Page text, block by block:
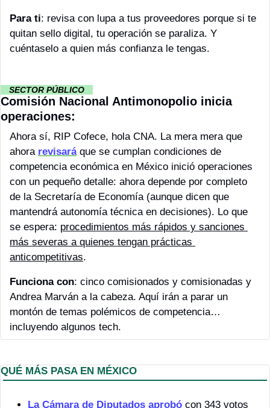
Para ti: revisa con lupa a tus proveedores porque si te
quitan sello digital, tu operación se paraliza. Y
cuéntaselo a quien más confianza le tengas.
SECTOR PÚBLICO
Comisión Nacional Antimonopolio inicia
operaciones:
Ahora sí, RIP Cofece, hola CNA. La mera mera que
ahora revisará que se cumplan condiciones de
competencia económica en México inició operaciones
con un pequeño detalle: ahora depende por completo
de la Secretaría de Economía (aunque dicen que
mantendrá autonomía técnica en decisiones). Lo que
se espera: procedimientos más rápidos y sanciones
más severas a quienes tengan prácticas
anticompetitivas.
Funciona con: cinco comisionados y comisionadas y
Andrea Marván a la cabeza. Aquí irán a parar un
montón de temas polémicos de competencia…
incluyendo algunos tech.
QUÉ MÁS PASA EN MÉXICO
La Cámara de Diputados aprobó con 343 votos